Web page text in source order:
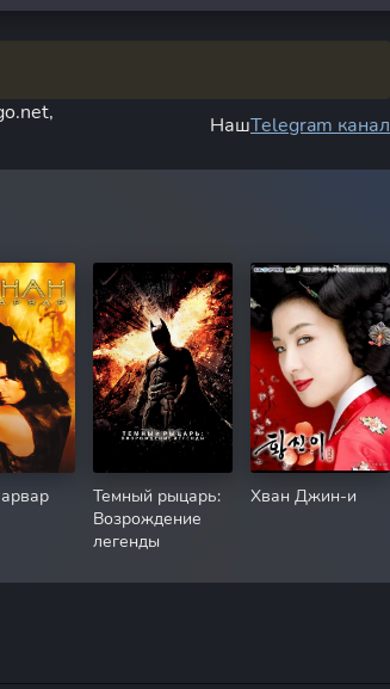
НашTelegram канал
Темный рыцарь:
Возрождение
легенды
Хван Джин-и